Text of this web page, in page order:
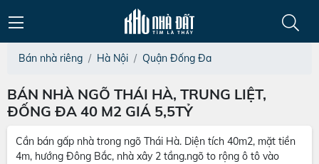
Bán nhà riêng Hà Nội Quận Đống Đa
BÁN NHÀ NGÕ THÁI HÀ, TRUNG LIỆT,
ĐỐNG ĐA 40 M2 GIÁ 5,5TỶ
Cần bán gấp nhà trong ngõ Thái Hà. Diện tích 40m2, mặt tiền
4m, hướng Đông Bắc, nhà xây 2 tầng.ngõ to rộng ô tô vào